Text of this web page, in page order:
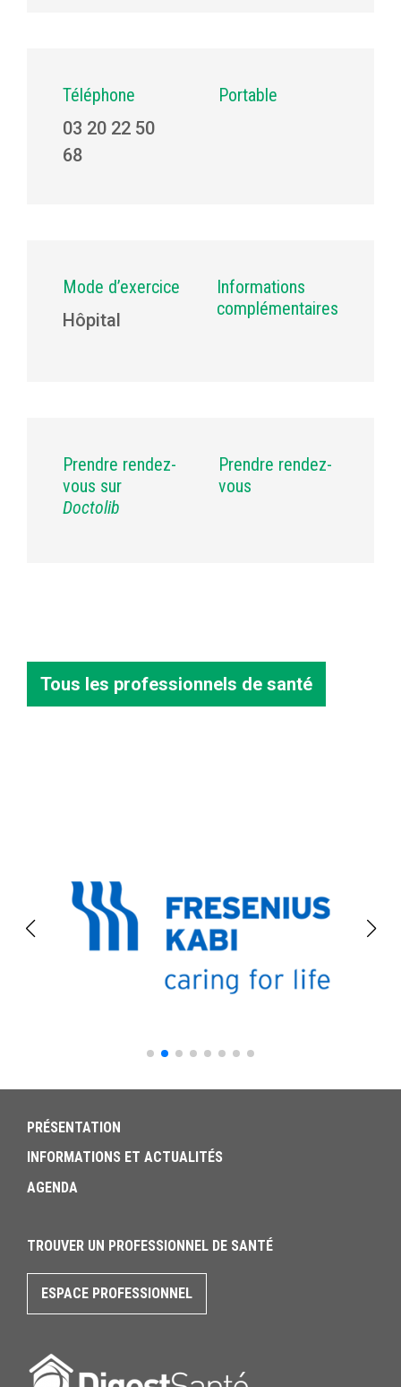
Téléphone
03 20 22 50
68
Portable
Mode d’exercice
Hôpital
Informations
complémentaires
Prendre rendez-
vous sur
Doctolib
Prendre rendez-
vous
Tous les professionnels de santé
PRÉSENTATION
INFORMATIONS ET ACTUALITÉS
AGENDA
TROUVER UN PROFESSIONNEL DE SANTÉ
ESPACE PROFESSIONNEL